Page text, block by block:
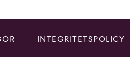
INTEGRITETSPOLICY